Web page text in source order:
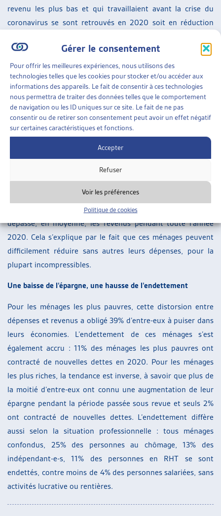
Gérer le consentement
Pour offrir les meilleures expériences, nous utilisons des
technologies telles que les cookies pour stocker et/ou accéder aux
informations des appareils. Le fait de consentir à ces technologies
nous permettra de traiter des données telles que le comportement
de navigation ou les ID uniques sur ce site. Le fait de ne pas
consentir ou de retirer son consentement peut avoir un effet négatif
sur certaines caractéristiques et fonctions.
Accepter
Refuser
Voir les préférences
Politique de cookies
revenu les plus bas et qui travaillaient avant la crise du
coronavirus se sont retrouvés en 2020 soit en réduction
de revenu de 16’000 et plus, ils sont un sixième à se
retrouver dans cette situation.
Des dépenses incompressibles qui dépassent les revenus
L’étude du KOF se penche aussi sur l’évolution des dépenses
des ménages. Tout d’abord, 50% des ménages indiquent
n’avoir pas moins dépensé que d’habitude. Cela n’empêche
pas une disparité dans les comportements des différents
ménages : les ménages aux revenus les plus bas ont
dépensé en moyenne 12% de moins et ceux aux revenus les
plus haut 16% de moins.
Pour les ménages les plus défavorisés, les dépenses ont
dépassé, en moyenne, les revenus pendant toute l’année
2020. Cela s’explique par le fait que ces ménages peuvent
difficilement réduire sans autres leurs dépenses, pour la
plupart incompressibles.
Une baisse de l’épargne, une hausse de l’endettement
Pour les ménages les plus pauvres, cette distorsion entre
dépenses et revenus a obligé 39% d’entre-eux à puiser dans
leurs économies. L’endettement de ces ménages s’est
également accru : 11% des ménages les plus pauvres ont
contracté de nouvelles dettes en 2020. Pour les ménages
les plus riches, la tendance est inverse, à savoir que plus de
la moitié d’entre-eux ont connu une augmentation de leur
épargne pendant la période passée sous revue et seuls 2%
ont contracté de nouvelles dettes. L’endettement diffère
aussi selon la situation professionnelle : tous ménages
confondus, 25% des personnes au chômage, 13% des
indépendant-e-s, 11% des personnes en RHT se sont
endettés, contre moins de 4% des personnes salariées, sans
activités lucrative ou rentières.